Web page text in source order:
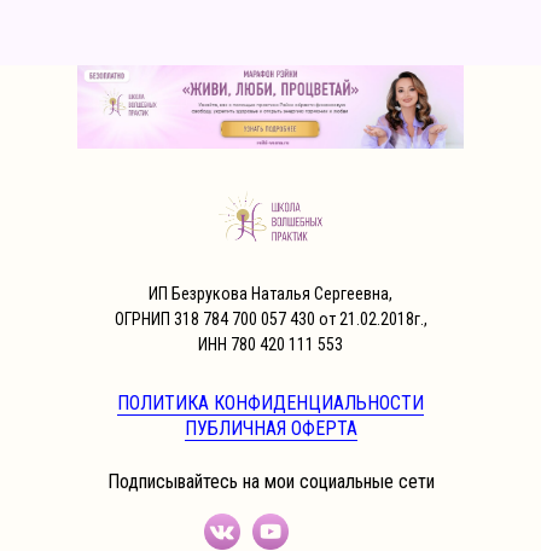
ПОЛИТИКА КОНФИДЕНЦИАЛЬНОСТИ
ПУБЛИЧНАЯ ОФЕРТА
ИП Безрукова Наталья Сергеевна,
ОГРНИП 318 784 700 057 430 от 21.02.2018г.,
ИНН 780 420 111 553
Подписывайтесь на мои социальные сети